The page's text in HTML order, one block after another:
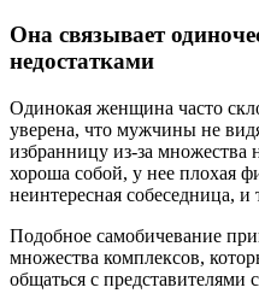
Она связывает
недостатками
Одинокая женщина часто
уверена, что мужчины не
избранницу из-за множества
хороша собой, у нее плохая
неинтересная собеседница, и
Подобное самобичевание
множества комплексов,
общаться с представителями